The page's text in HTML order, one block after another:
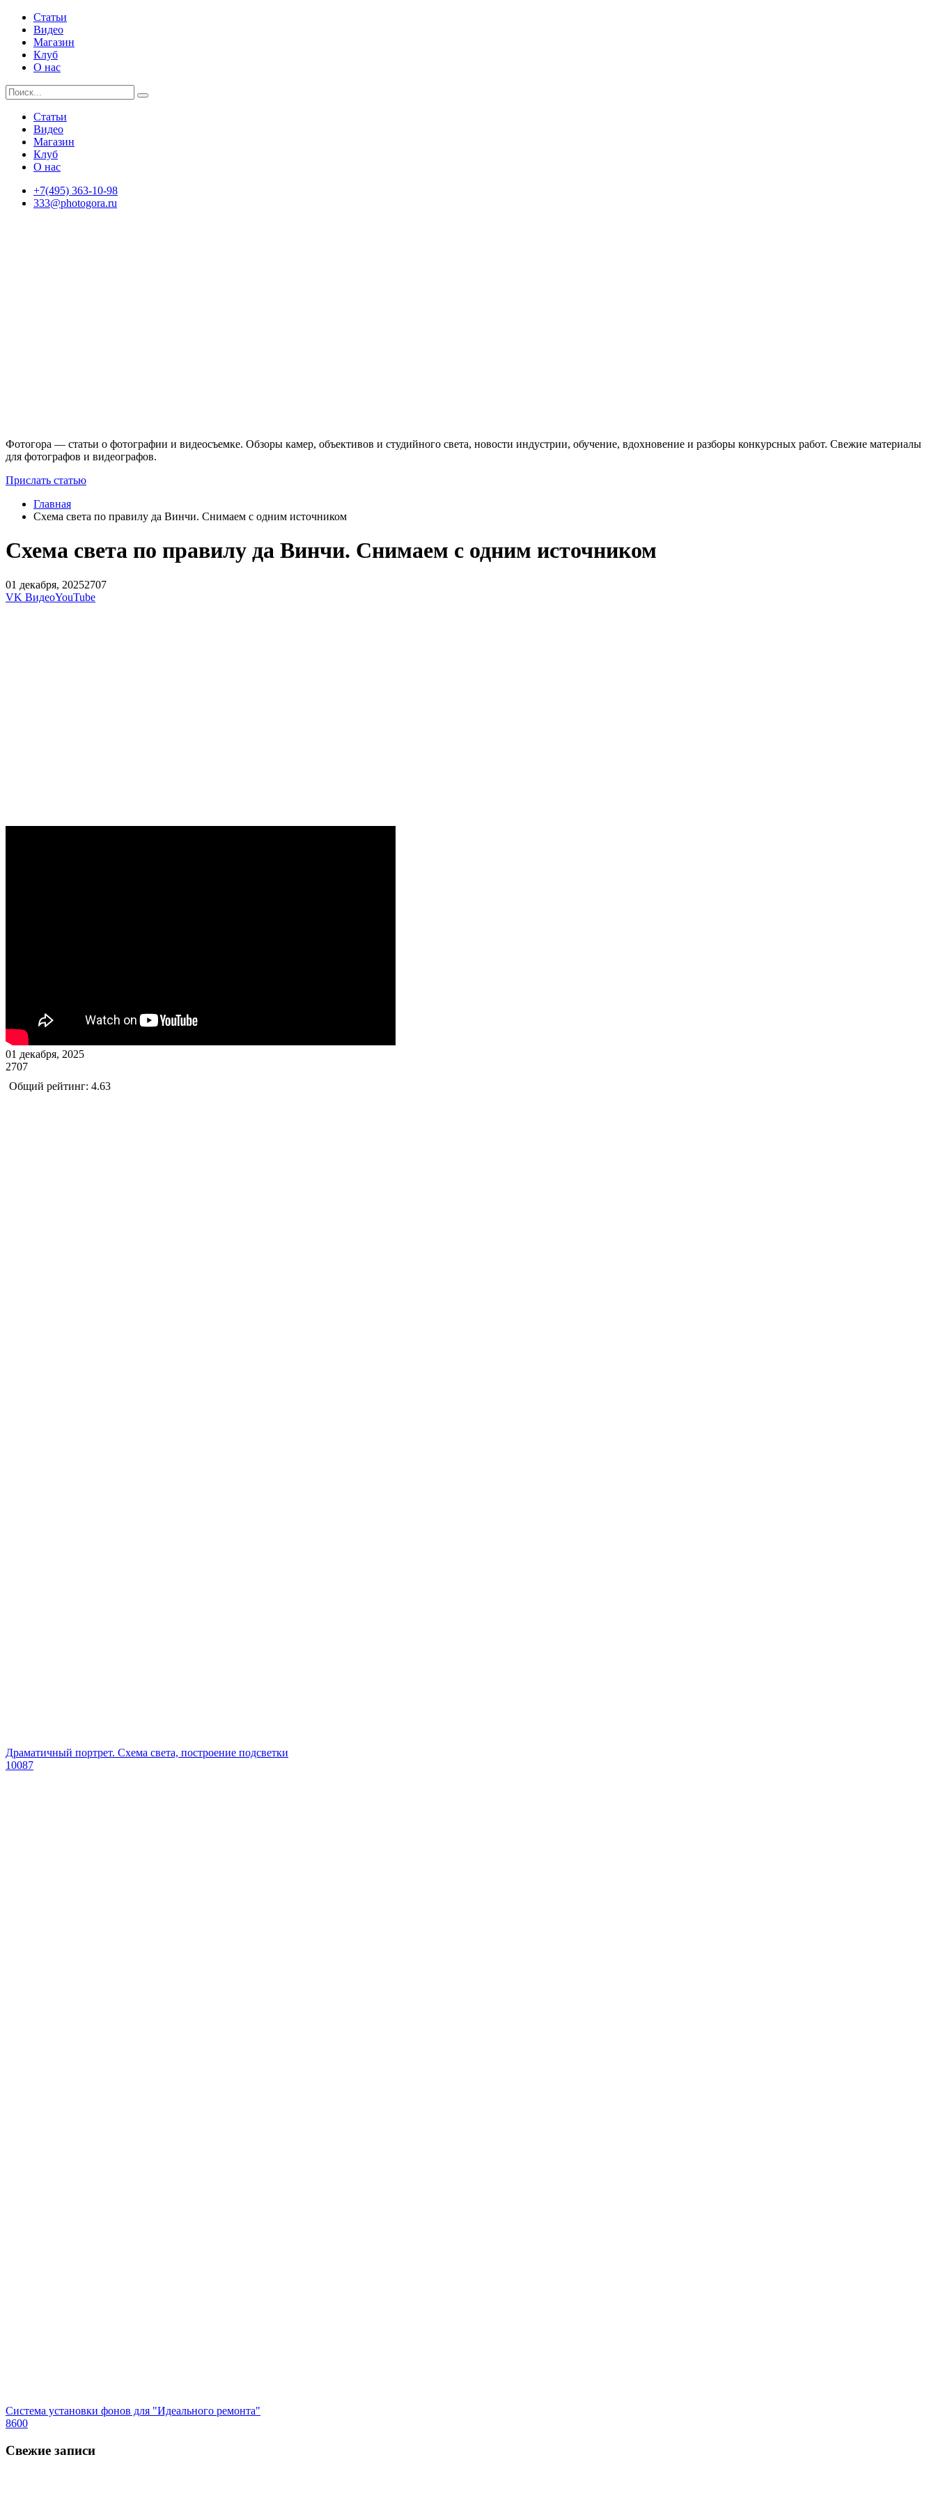
Статьи
Видео
Магазин
Клуб
О нас
Статьи
Видео
Магазин
Клуб
О нас
+7(495) 363-10-98
333@photogora.ru
Фотогора — статьи о фотографии и видеосъемке. Обзоры камер, объективов и студийного света, новости индустрии, обучение, вдохновение и разборы конкурсных работ. Свежие материалы
для фотографов и видеографов.
Прислать статью
Главная
Схема света по правилу да Винчи. Снимаем с одним источником
Схема света по правилу да Винчи. Снимаем с одним источником
01 декабря, 20252707
VK ВидеоYouTube
01 декабря, 2025
2707
Общий рейтинг: 4.63
Драматичный портрет. Схема света, построение подсветки
10087
Система установки фонов для "Идеального ремонта"
8600
Свежие записи